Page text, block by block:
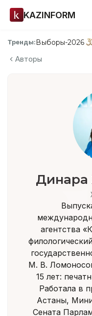
KAZINFORM
Тренды:Выборы-2026
Авторы
Динара
агентства
М. В.
15 лет:
Работала в
Астаны,
Сената